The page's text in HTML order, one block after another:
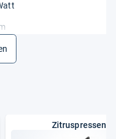
Zitruspressen